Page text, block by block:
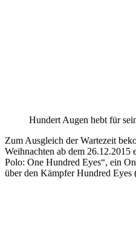
Hundert Augen hebt für
Zum Ausgleich der Wartezeit
Weihnachten ab dem 26.12.2015
Polo: One Hundred Eyes“, ein
über den Kämpfer Hundred Eyes